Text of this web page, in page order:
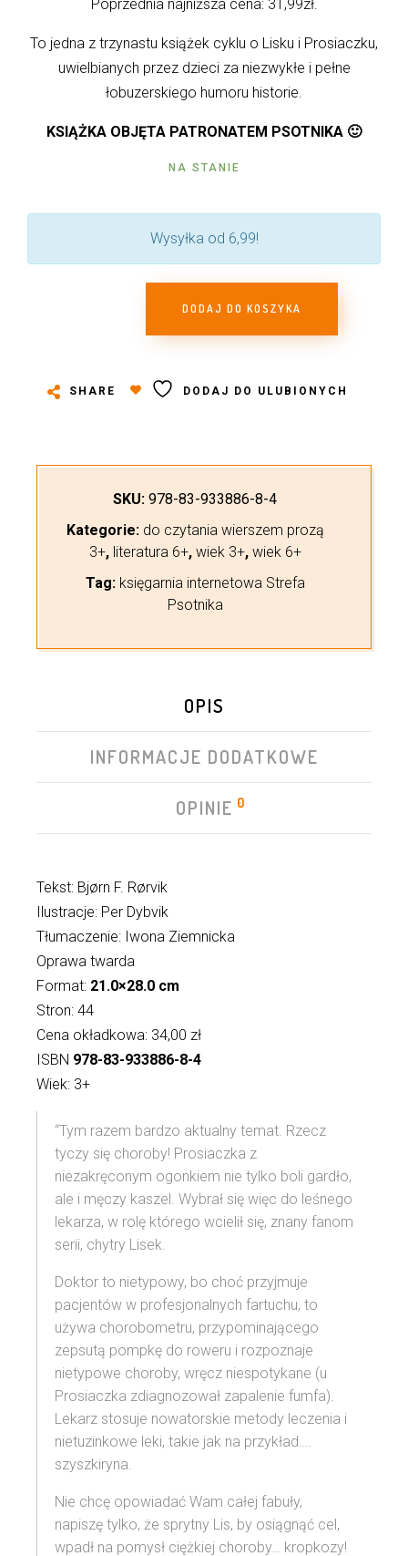
35,00zł.31,99zł.
Poprzednia najniższa cena: 31,99zł.
To jedna z trzynastu książek cyklu o Lisku i Prosiaczku,
uwielbianych przez dzieci za niezwykłe i pełne
łobuzerskiego humoru historie.
KSIĄŻKA OBJĘTA PATRONATEM PSOTNIKA 🙂
NA STANIE
Wysyłka od 6,99!
DODAJ DO KOSZYKA
SHARE DODAJ DO ULUBIONYCH
SKU: 978-83-933886-8-4
Kategorie: do czytania wierszem prozą
3+, literatura 6+, wiek 3+, wiek 6+
Tag: księgarnia internetowa Strefa
Psotnika
OPIS
INFORMACJE DODATKOWE
OPINIE 0
Tekst: Bjørn F. Rørvik
Ilustracje: Per Dybvik
Tłumaczenie: Iwona Ziemnicka
Oprawa twarda
Format: 21.0×28.0 cm
Stron: 44
Cena okładkowa: 34,00 zł
ISBN 978-83-933886-8-4
Wiek: 3+
“Tym razem bardzo aktualny temat. Rzecz
tyczy się choroby! Prosiaczka z
niezakręconym ogonkiem nie tylko boli gardło,
ale i męczy kaszel. Wybrał się więc do leśnego
lekarza, w rolę którego wcielił się, znany fanom
serii, chytry Lisek.
Doktor to nietypowy, bo choć przyjmuje
pacjentów w profesjonalnych fartuchu, to
używa chorobometru, przypominającego
zepsutą pompkę do roweru i rozpoznaje
nietypowe choroby, wręcz niespotykane (u
Prosiaczka zdiagnozował zapalenie fumfa).
Lekarz stosuje nowatorskie metody leczenia i
nietuzinkowe leki, takie jak na przykład….
szyszkiryna.
Nie chcę opowiadać Wam całej fabuły,
napiszę tylko, że sprytny Lis, by osiągnąć cel,
wpadł na pomysł ciężkiej choroby… kropkozy!